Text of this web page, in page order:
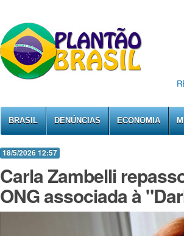
BRASIL DENÚNCIAS ECONOMIA
18/5/2026 12:57
Carla Zambelli
ONG associada à